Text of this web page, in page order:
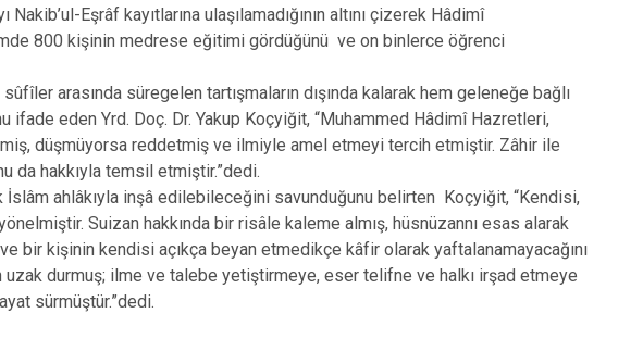
Eşrâf kayıtlarına ulaşılamadığının altını çizerek Hâdimî
800 kişinin medrese eğitimi gördüğünü ve on binlerce öğrenci
arasında süregelen tartışmaların dışında kalarak hem geleneğe bağlı
eden Yrd. Doç. Dr. Yakup Koçyiğit, “Muhammed Hâdimî Hazretleri,
düşmüyorsa reddetmiş ve ilmiyle amel etmeyi tercih etmiştir. Zâhir ile
da hakkıyla temsil etmiştir.”dedi.
ahlâkıyla inşâ edilebileceğini savunduğunu belirten Koçyiğit, “Kendisi,
Suizan hakkında bir risâle kaleme almış, hüsnüzannı esas alarak
bir kişinin kendisi açıkça beyan etmedikçe kâfir olarak yaftalanamayacağını
durmuş; ilme ve talebe yetiştirmeye, eser telifne ve halkı irşad etmeye
sürmüştür.”dedi.